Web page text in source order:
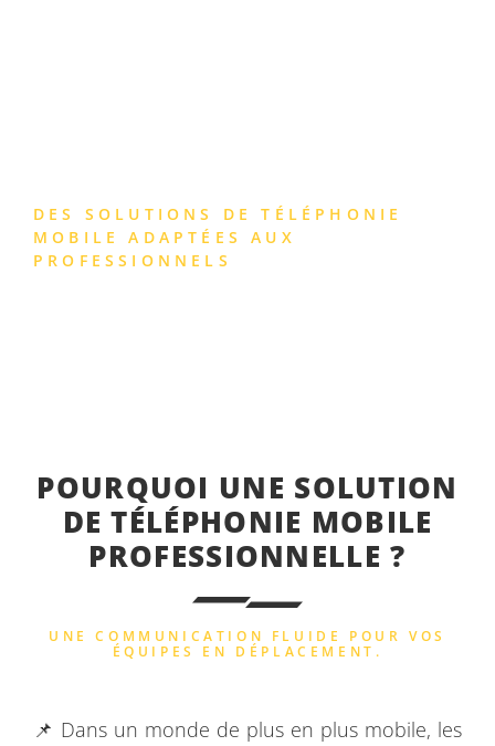
DES SOLUTIONS DE TÉLÉPHONIE
MOBILE ADAPTÉES AUX
PROFESSIONNELS
POURQUOI UNE SOLUTION
DE TÉLÉPHONIE MOBILE
PROFESSIONNELLE ?
UNE COMMUNICATION FLUIDE POUR VOS
ÉQUIPES EN DÉPLACEMENT.
📌 Dans un monde de plus en plus mobile, les